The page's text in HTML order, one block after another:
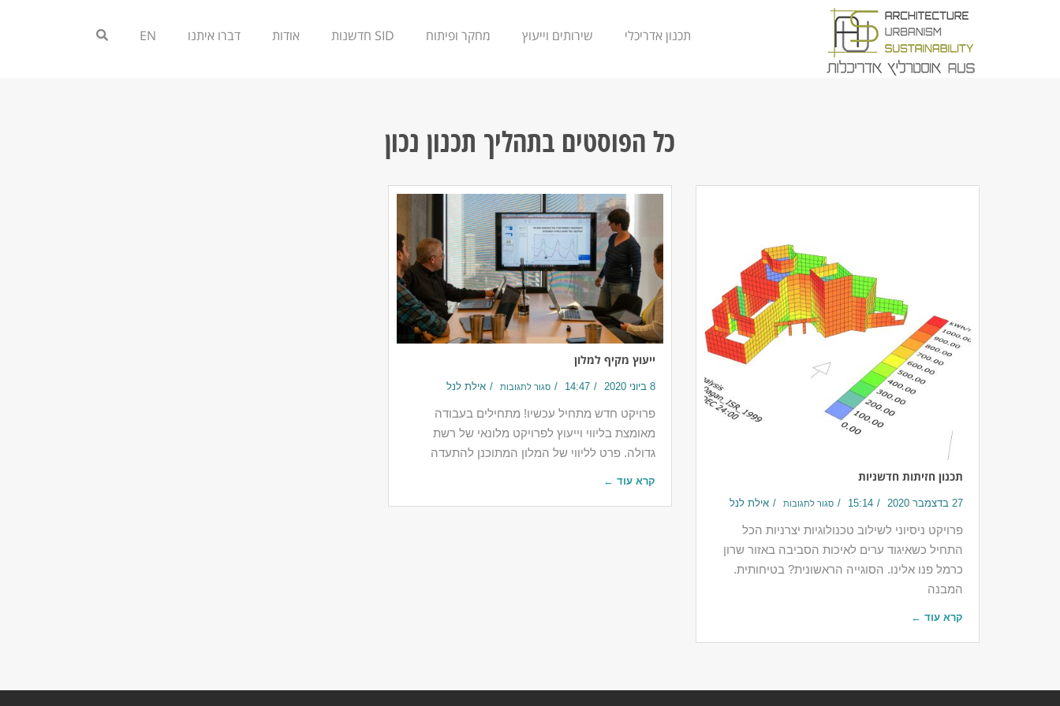
תכנון אדריכלי שירותים וייעוץ מחקר ופיתוח SID חדשנות אודות דברו איתנו EN
כל הפוסטים בתהליך תכנון נכון
תכנון חזיתות חדשניות
27 בדצמבר 2020 15:14 סגור לתגובות אילת לנל
פרויקט ניסיוני לשילוב טכנולוגיות יצרניות הכל
התחיל כשאיגוד ערים לאיכות הסביבה באזור שרון
כרמל פנו אלינו. הסוגייה הראשונית? בטיחותית.
המבנה
קרא עוד ←
ייעוץ מקיף למלון
8 ביוני 2020 14:47 סגור לתגובות אילת לנל
פרויקט חדש מתחיל עכשיו! מתחילים בעבודה
מאומצת בליווי וייעוץ לפרויקט מלונאי של רשת
גדולה. פרט לליווי של המלון המתוכנן להתעדה
קרא עוד ←